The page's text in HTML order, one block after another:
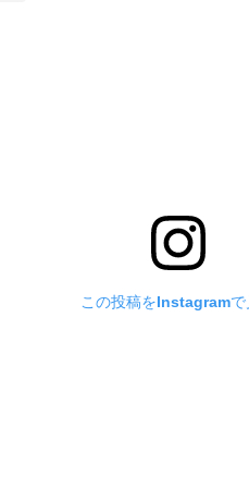
この投稿をInstagramで